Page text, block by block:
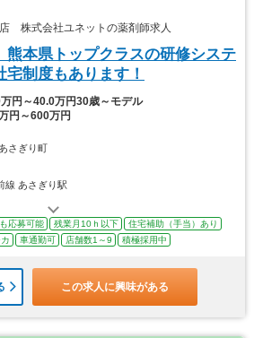
株式会社ユネットの薬剤師求人
本県トップクラスの研修システ
制度もあります！
万円～40.0万円30歳～モデル
円～600万円
さぎり町
線 あさぎり駅
応募可能 残業月10ｈ以下
住宅補助（手当）あり
車通勤可 店舗数1～9 積極採用中
この求人に興味がある